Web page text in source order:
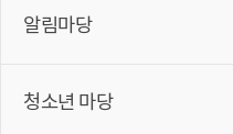
알림마당
청소년 마당